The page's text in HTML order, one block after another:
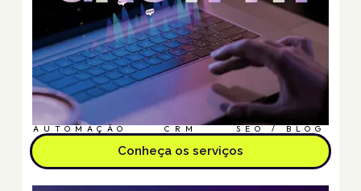
AUTOMAÇÃO CRM SEO / BLOG
Conheça os serviços